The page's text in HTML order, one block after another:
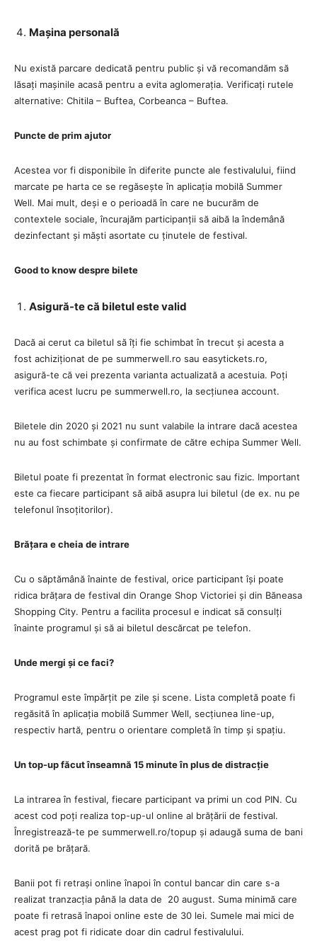
Mașina personală
Nu există parcare dedicată pentru public și vă recomandăm să
lăsați mașinile acasă pentru a evita aglomerația. Verificați rutele
alternative: Chitila – Buftea, Corbeanca – Buftea.
Puncte de prim ajutor
Acestea vor fi disponibile în diferite puncte ale festivalului, fiind
marcate pe harta ce se regăsește în aplicația mobilă Summer
Well. Mai mult, deși e o perioadă în care ne bucurăm de
contextele sociale, încurajăm participanții să aibă la îndemână
dezinfectant și măști asortate cu ținutele de festival.
Good to know despre bilete
Asigură-te că biletul este valid
Dacă ai cerut ca biletul să îți fie schimbat în trecut și acesta a
fost achiziționat de pe summerwell.ro sau easytickets.ro,
asigură-te că vei prezenta varianta actualizată a acestuia. Poți
verifica acest lucru pe summerwell.ro, la secțiunea account.
Biletele din 2020 și 2021 nu sunt valabile la intrare dacă acestea
nu au fost schimbate și confirmate de către echipa Summer Well.
Biletul poate fi prezentat în format electronic sau fizic. Important
este ca fiecare participant să aibă asupra lui biletul (de ex. nu pe
telefonul însoțitorilor).
Brățara e cheia de intrare
Cu o săptămână înainte de festival, orice participant își poate
ridica brățara de festival din Orange Shop Victoriei și din Băneasa
Shopping City. Pentru a facilita procesul e indicat să consulți
înainte programul și să ai biletul descărcat pe telefon.
Unde mergi și ce faci?
Programul este împărțit pe zile și scene. Lista completă poate fi
regăsită în aplicația mobilă Summer Well, secțiunea line-up,
respectiv hartă, pentru o orientare completă în timp și spațiu.
Un top-up făcut înseamnă 15 minute în plus de distracție
La intrarea în festival, fiecare participant va primi un cod PIN. Cu
acest cod poți realiza top-up-ul online al brățării de festival.
Înregistrează-te pe summerwell.ro/topup și adaugă suma de bani
dorită pe brățară.
Banii pot fi retrași online înapoi în contul bancar din care s-a
realizat tranzacția până la data de 20 august. Suma minimă care
poate fi retrasă înapoi online este de 30 lei. Sumele mai mici de
acest prag pot fi ridicate doar din cadrul festivalului.